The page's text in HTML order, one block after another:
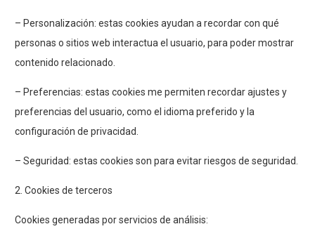
– Personalización: estas cookies ayudan a recordar con qué
personas o sitios web interactua el usuario, para poder mostrar
contenido relacionado.
– Preferencias: estas cookies me permiten recordar ajustes y
preferencias del usuario, como el idioma preferido y la
configuración de privacidad.
– Seguridad: estas cookies son para evitar riesgos de seguridad.
2. Cookies de terceros
Cookies generadas por servicios de análisis: